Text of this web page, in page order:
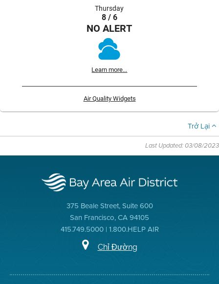
Thursday
8 / 6
NO ALERT
Learn more...
Air Quality Widgets
Trở Lại
Last Updated: 03/08/2023
375 Beale Street, Suite 600
San Francisco, CA 94105
415.749.5000 | 1.800.HELP AIR
Chỉ Đường